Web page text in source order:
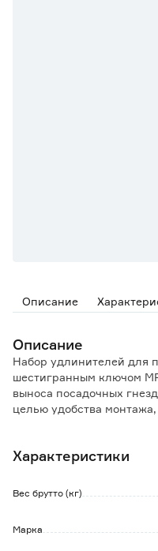
Описание
Описание
Набор удлинителей для
шестигранным ключом
выноса посадочных
целью удобства
Удлинители выполнены
долговечны.
- удлинитель 120 мм;
Характеристики
Вес брутто (кг)
Марка